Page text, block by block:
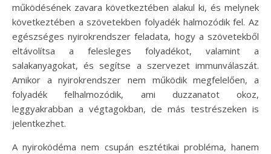
működésének zavara következtében alakul ki, és melynek
következtében a szövetekben folyadék halmozódik fel. Az
egészséges nyirokrendszer feladata, hogy a szövetekből
eltávolítsa a felesleges folyadékot, valamint a
salakanyagokat, és segítse a szervezet immunválaszát.
Amikor a nyirokrendszer nem működik megfelelően, a
folyadék felhalmozódik, ami duzzanatot okoz,
leggyakrabban a végtagokban, de más testrészeken is
jelentkezhet.
A nyiroködéma nem csupán esztétikai probléma, hanem